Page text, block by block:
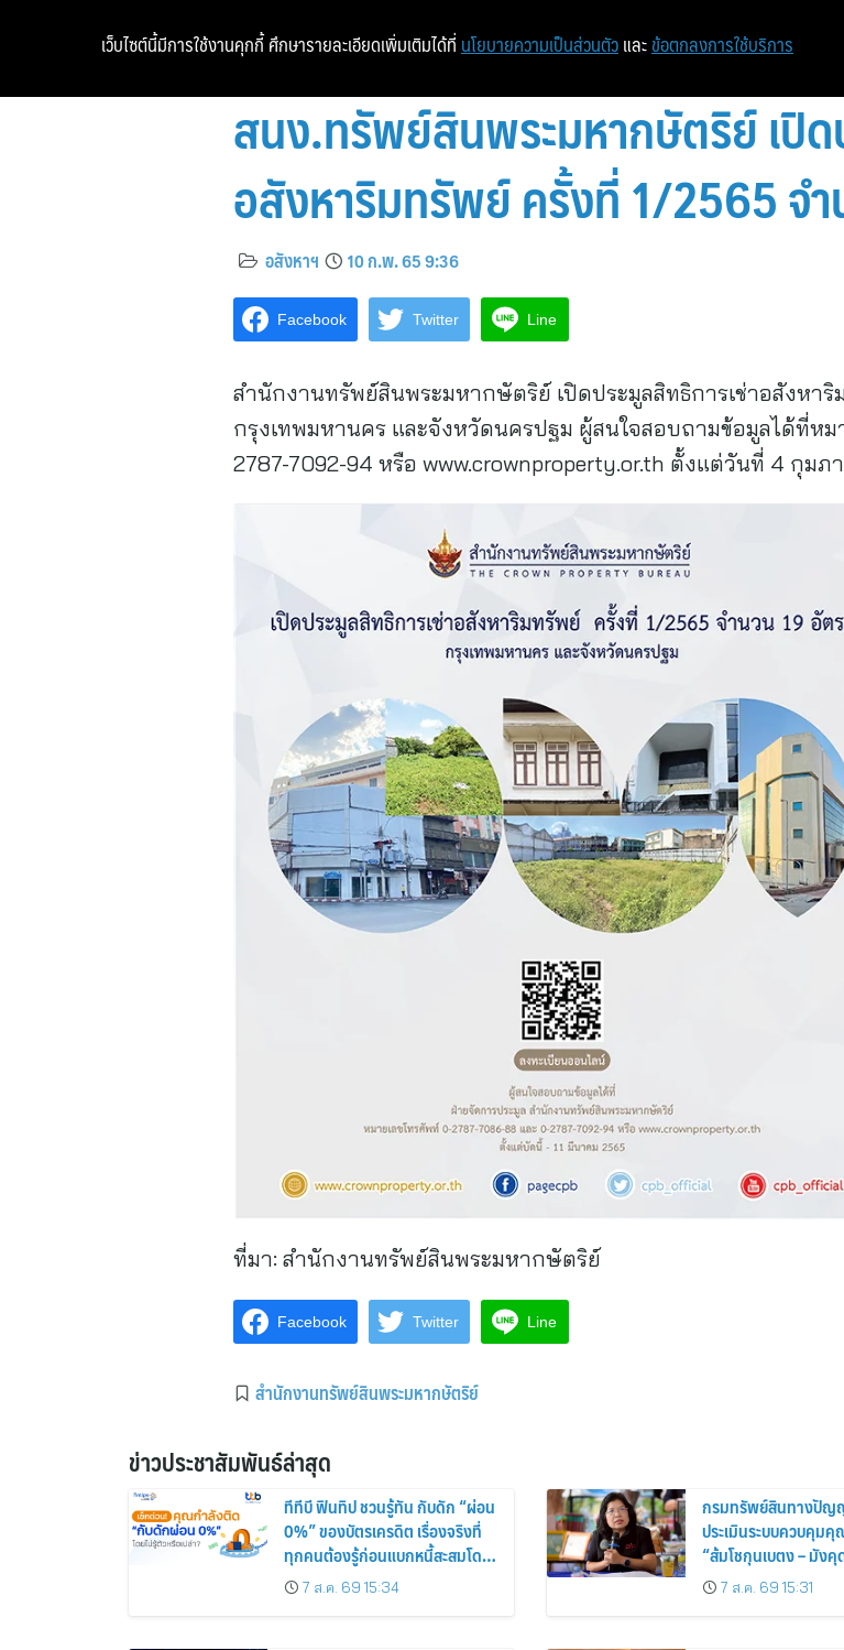
สนง.ทรัพย์สินพระมหากษัตริย์ เปิด
อสังหาริมทรัพย์ ครั้งที่ 1/2565 จำ
อสังหาฯ 10 ก.พ. 65 9:36
Facebook Twitter Line
สำนักงานทรัพย์สินพระมหากษัตริย์ เปิดประมูลสิทธิการเช่าอสังหา
กรุงเทพมหานคร และจังหวัดนครปฐม ผู้สนใจสอบถามข้อมูลได้ที่ห
2787-7092-94 หรือ www.crownproperty.or.th ตั้งแต่วันที่ 4 กุมภ
ที่มา: สำนักงานทรัพย์สินพระมหากษัตริย์
Facebook Twitter Line
สำนักงานทรัพย์สินพระมหากษัตริย์
ข่าวประชาสัมพันธ์ล่าสุด
ทีทีบี ฟินทิป ชวนรู้ทัน กับดัก “ผ่อน
0%” ของบัตรเครดิต เรื่องจริงที่
ทุกคนต้องรู้ก่อนแบกหนี้สะสมโดย
ไม่รู้ตัว7 ส.ค. 69 15:34
กรมทรัพย์สินทางปัญ
ประเมินระบบควบคุม
“ส้มโชกุนเบตง – มังคุ
หมอกเบตง”
7 ส.ค. 69 15:31
เว็บไซต์นี้มีการใช้งานคุกกี้ ศึกษารายละเอียดเพิ่มเติมได้ที่ นโยบายความเป็นส่วนตัว และ ข้อตกลงการใช้บริการ